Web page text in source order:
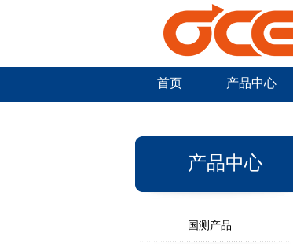
首页 产品中心
产品中心
国测产品